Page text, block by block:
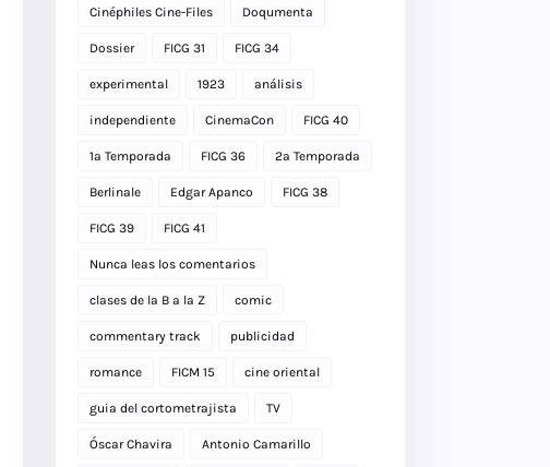
Cinéphiles Cine-Files Doqumenta
Dossier FICG 31 FICG 34
experimental 1923 análisis
independiente CinemaCon FICG 40
1a Temporada FICG 36 2a Temporada
Berlinale Edgar Apanco FICG 38
FICG 39 FICG 41
Nunca leas los comentarios
clases de la B a la Z comic
commentary track publicidad
romance FICM 15 cine oriental
guia del cortometrajista TV
Óscar Chavira Antonio Camarillo